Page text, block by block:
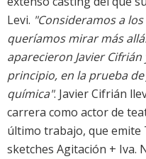
Levi. "Consideramos a
queríamos mirar más
aparecieron Javier Cifrián
principio, en la prueba
química". Javier Cifrián
carrera como actor de
último trabajo, que emite
sketches Agitación + Iva.